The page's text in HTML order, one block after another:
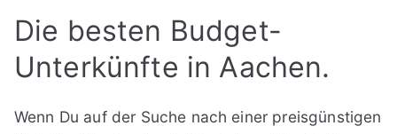
Die besten Budget-
Unterkünfte in Aachen.
Wenn Du auf der Suche nach einer preisgünstigen